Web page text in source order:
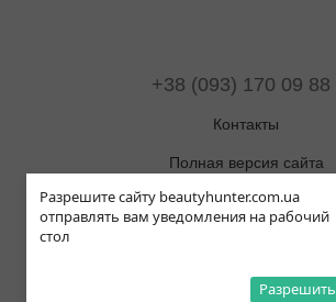
Разрешите сайту beautyhunter.com.ua
отправлять вам уведомления на рабочий
стол
Разрешить
+38 (093) 170 09 88
Контакты
Полная версия сайта
Карта сайта
Eng Pol